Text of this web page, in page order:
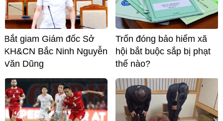
Bắt giam Giám đốc Sở
KH&CN Bắc Ninh Nguyễn
Văn Dũng
Trốn đóng bảo hiểm xã
hội bắt buộc sắp bị phạt
thế nào?